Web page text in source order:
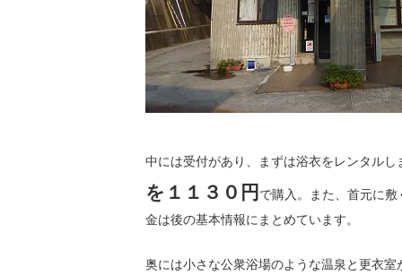
中には受付があり、まずは浴衣をレンタルし
を１１３０円 で購入。また、首元に
金は後の基本情報にまとめています。
奥には小さな公衆浴場のような温泉と更衣